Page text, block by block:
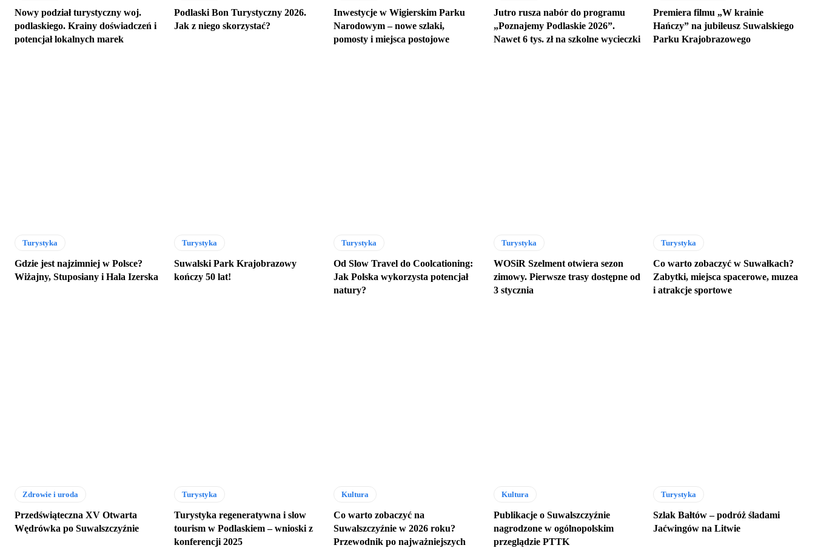
Nowy podział turystyczny woj.
podlaskiego. Krainy doświadczeń i
potencjał lokalnych marek
Podlaski Bon Turystyczny 2026.
Jak z niego skorzystać?
Inwestycje w Wigierskim Parku
Narodowym – nowe szlaki,
pomosty i miejsca postojowe
Jutro rusza nabór do programu
„Poznajemy Podlaskie 2026”.
Nawet 6 tys. zł na szkolne wycieczki
Premiera filmu „W krainie
Hańczy” na jubileusz Suwalskiego
Parku Krajobrazowego
Turystyka
Gdzie jest najzimniej w Polsce?
Wiżajny, Stuposiany i Hala Izerska
Turystyka
Suwalski Park Krajobrazowy
kończy 50 lat!
Turystyka
Od Slow Travel do Coolcationing:
Jak Polska wykorzysta potencjał
natury?
Turystyka
WOSiR Szelment otwiera sezon
zimowy. Pierwsze trasy dostępne od
3 stycznia
Turystyka
Co warto zobaczyć w Suwałkach?
Zabytki, miejsca spacerowe, muzea
i atrakcje sportowe
Zdrowie i uroda
Przedświąteczna XV Otwarta
Wędrówka po Suwalszczyźnie
Turystyka
Turystyka regeneratywna i slow
tourism w Podlaskiem – wnioski z
konferencji 2025
Kultura
Co warto zobaczyć na
Suwalszczyźnie w 2026 roku?
Przewodnik po najważniejszych
Kultura
Publikacje o Suwalszczyźnie
nagrodzone w ogólnopolskim
przeglądzie PTTK
Turystyka
Szlak Bałtów – podróż śladami
Jaćwingów na Litwie